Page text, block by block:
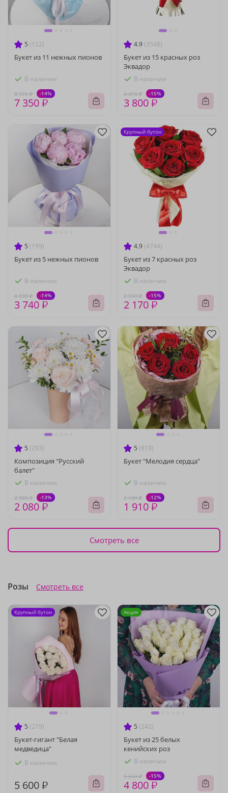
5 (122)
Букет из 11 нежных пионов
В наличии
8 570 ₽ -14%
7 350 ₽
4.9 (3548)
Букет из 15 красных роз
Эквадор
В наличии
4 470 ₽ -15%
3 800 ₽
5 (199)
Букет из 5 нежных пионов
В наличии
4 330 ₽ -14%
3 740 ₽
4.9 (4744)
Букет из 7 красных роз
Эквадор
В наличии
2 550 ₽ -15%
2 170 ₽
Крупный бутон
5 (293)
Композиция "Русский
балет"
В наличии
2 380 ₽ -13%
2 080 ₽
5 (818)
Букет "Мелодия сердца"
В наличии
2 180 ₽ -12%
1 910 ₽
Смотреть все
Розы Смотреть все
5 (279)
Букет-гигант "Белая
медведица"
В наличии
5 600 ₽
Крупный бутон
5 (242)
Букет из 25 белых
кенийских роз
В наличии
5 650 ₽ -15%
4 800 ₽
Акция